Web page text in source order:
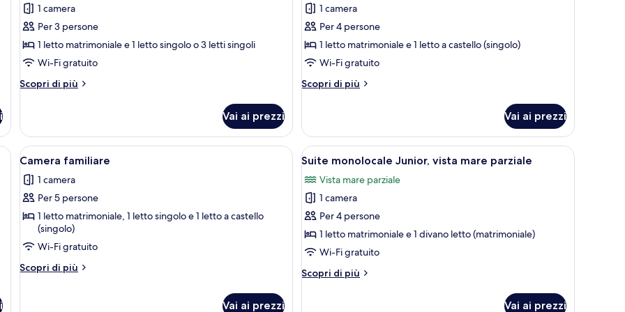
foto
per
Tripla
Classic,
mare
1 camera
Per 3 persone
1 letto matrimoniale e 1 letto singolo o 3 letti singoli
Wi-Fi gratuito
Scopri di più
Altri
Classic,
vista
mare
Vai ai prezzi
foto
per
Quadrupla
Classic,
mare
1 camera
Per 4 persone
1 letto matrimoniale e 1 letto a castello (singolo)
Wi-Fi gratuito
Scopri di più
Altri
Classic,
vista
mare
Vai ai prezzi
una scrivania, una sedia e un tavolino con un vaso di fiori.
Apri
tutte
le
foto
per
Camera
familiare
Una camera d'hotel con un letto, un divano, una doccia e un quadro appeso al muro.
1
Camera familiare
1 camera
Per 5 persone
1 letto matrimoniale, 1 letto singolo e 1 letto a castello
(singolo)
Wi-Fi gratuito
Scopri di più
Altri
Vai ai prezzi
Apri
tutte
le
foto
per
Suite
monolocale
vista
Una camera d'albergo con un letto, una
1
Suite monolocale Junior, vista mare parziale
Vista mare parziale
1 camera
Per 4 persone
1 letto matrimoniale e 1 divano letto (matrimoniale)
Wi-Fi gratuito
Scopri di più
Altri
Vai ai prezzi